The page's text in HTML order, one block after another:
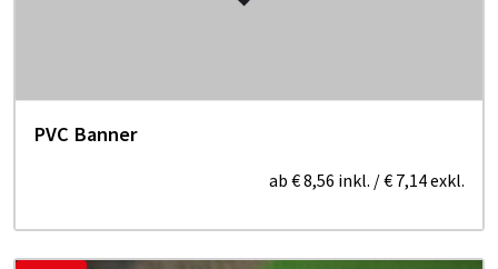
PVC Banner
ab € 8,56 inkl. /€ 7,14exkl.